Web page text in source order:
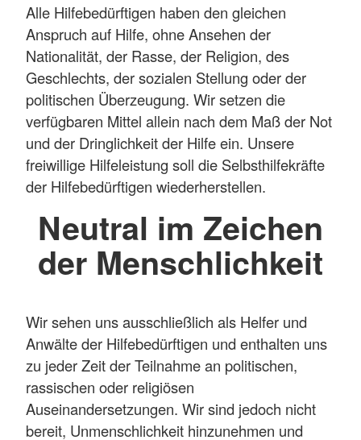
Alle Hilfebedürftigen haben den gleichen
Anspruch auf Hilfe, ohne Ansehen der
Nationalität, der Rasse, der Religion, des
Geschlechts, der sozialen Stellung oder der
politischen Überzeugung. Wir setzen die
verfügbaren Mittel allein nach dem Maß der Not
und der Dringlichkeit der Hilfe ein. Unsere
freiwillige Hilfeleistung soll die Selbsthilfekräfte
der Hilfebedürftigen wiederherstellen.
Neutral im Zeichen
der Menschlichkeit
Wir sehen uns ausschließlich als Helfer und
Anwälte der Hilfebedürftigen und enthalten uns
zu jeder Zeit der Teilnahme an politischen,
rassischen oder religiösen
Auseinandersetzungen. Wir sind jedoch nicht
bereit, Unmenschlichkeit hinzunehmen und